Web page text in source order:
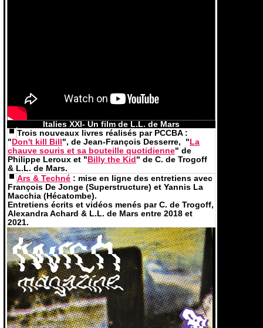
Italies XXI- Un film de L.L. de Mars
Trois nouveaux livres réalisés par PCCBA :
"Don't kill Bill", de Jean-François Desserre, "La
chauve souris et sa bouteille quotidienne" de
Philippe Leroux et "Billy the Kid" de C. de Trogoff
& L.L. de Mars.
Ars & Techné : mise en ligne des entretiens avec
François De Jonge (Superstructure) et Yannis La
Macchia (Hécatombe).
Entretiens écrits et vidéos menés par C. de Trogoff,
Alexandra Achard & L.L. de Mars entre 2018 et
2021.